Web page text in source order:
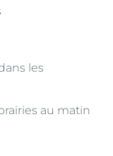
les
au matin